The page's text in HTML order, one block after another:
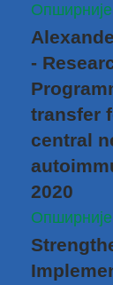
-
transfer
central
2020